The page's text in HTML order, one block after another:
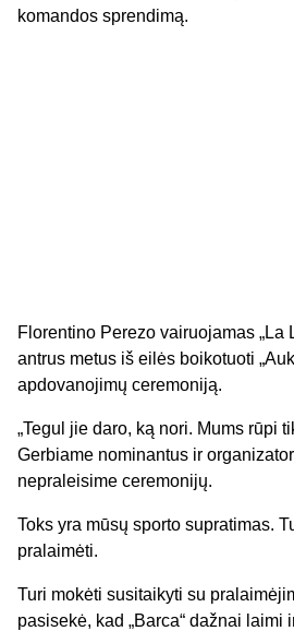
komandos sprendimą.
Florentino Perezo vairuojamas „La
antrus metus iš eilės boikotuoti
apdovanojimų ceremoniją.
„Tegul jie daro, ką nori. Mums rūpi
Gerbiame nominantus ir
nepraleisime ceremonijų.
Toks yra mūsų sporto supratimas.
pralaimėti.
Turi mokėti susitaikyti su
pasisekė, kad „Barca“ dažnai laimi